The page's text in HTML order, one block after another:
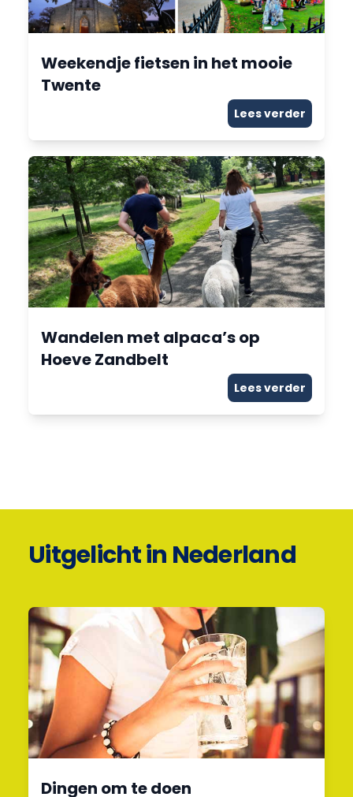
Weekendje fietsen in het mooie
Twente
Lees verder
Wandelen met alpaca’s op
Hoeve Zandbelt
Lees verder
Uitgelicht in Nederland
Dingen om te doen